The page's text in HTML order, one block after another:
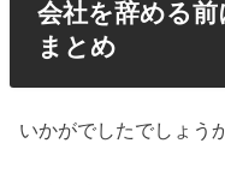
会社を辞める
まとめ
いかがでしたでしょう